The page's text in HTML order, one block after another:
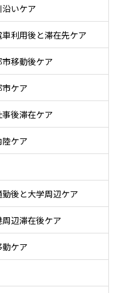
いケア
利用後と滞在先ケア
移動後ケア
ケア
後滞在ケア
ケア
後と大学周辺ケア
辺滞在後ケア
ケア